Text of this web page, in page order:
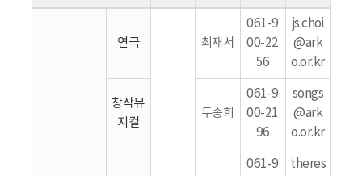
연극 최재서
061-9
00-22
56
js.choi
@ark
o.or.kr
창작뮤
지컬
두송희
061-9
00-21
96
songs
@ark
o.or.kr
061-9
theres